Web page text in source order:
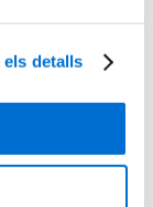
els detalls
treure tot el suc
dinàmiques de
d’utilitzar